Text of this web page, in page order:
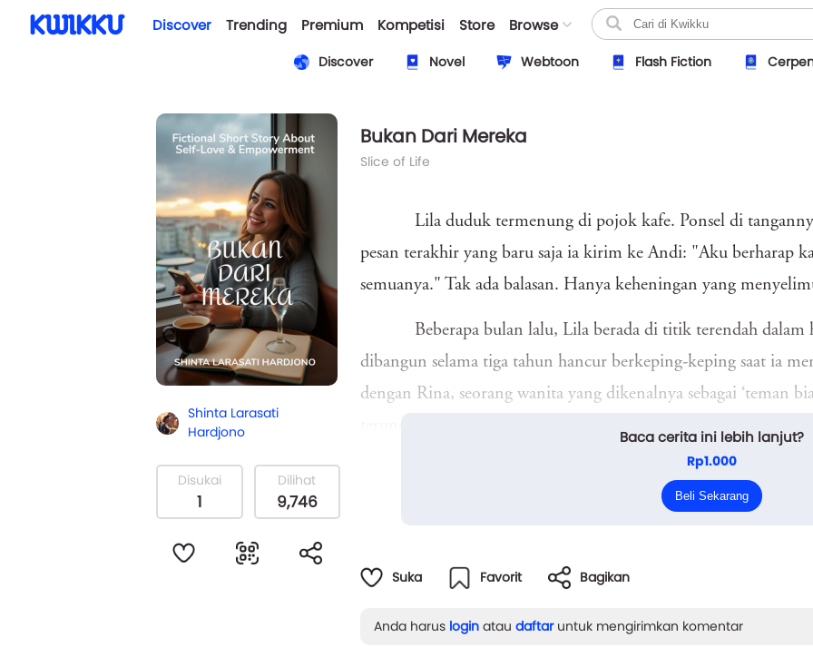
Discover Trending Premium Kompetisi Store Browse
Discover Novel Webtoon Flash Fiction
Shinta Larasati
Hardjono
Disukai
1
Dilihat
9,746
Bukan Dari Mereka
Slice of Life
Lila duduk termenung di pojok kafe. Ponsel di
pesan terakhir yang baru saja ia kirim ke Andi: "Aku berharap
semuanya." Tak ada balasan. Hanya keheningan yang
Beberapa bulan lalu, Lila berada di titik terendah
dibangun selama tiga tahun hancur berkeping-keping saat ia
dengan Rina, seorang wanita yang dikenalnya sebagai ‘teman
“Aku benar-benar mencintaimu, Andi. Kapan kita bisa
Baca cerita ini lebih lanjut?
Rp1.000
Beli Sekarang
Suka Favorit Bagikan
Anda harus login atau daftaruntuk mengirimkan komentar